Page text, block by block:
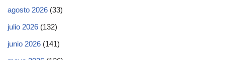
agosto 2026 (33)
julio 2026 (132)
junio 2026 (141)